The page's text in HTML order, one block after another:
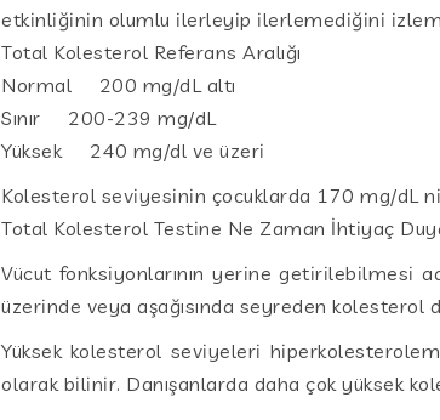
etkinliğinin olumlu ilerleyip ilerlemediğini
Total Kolesterol Referans Aralığı
Normal 200 mg/dL altı
Sınır 200-239 mg/dL
Yüksek 240 mg/dl ve üzeri
Kolesterol seviyesinin çocuklarda 170 mg/dL
Total Kolesterol Testine Ne Zaman İhtiyaç
Vücut fonksiyonlarının yerine getirilebilmesi
üzerinde veya aşağısında seyreden kolesterol
Yüksek kolesterol seviyeleri
olarak bilinir. Danışanlarda daha çok yüksek